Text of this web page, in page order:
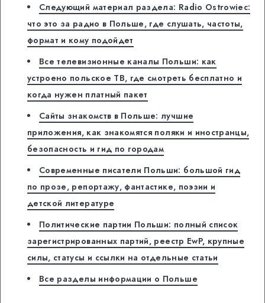
Следующий материал раздела: Radio Ostrowiec:
что это за радио в Польше, где слушать, частоты,
формат и кому подойдет
Все телевизионные каналы Польши: как
устроено польское ТВ, где смотреть бесплатно и
когда нужен платный пакет
Сайты знакомств в Польше: лучшие
приложения, как знакомятся поляки и иностранцы,
безопасность и гид по городам
Современные писатели Польши: большой гид
по прозе, репортажу, фантастике, поэзии и
детской литературе
Политические партии Польши: полный список
зарегистрированных партий, реестр EwP, крупные
силы, статусы и ссылки на отдельные статьи
Все разделы информации о Польше